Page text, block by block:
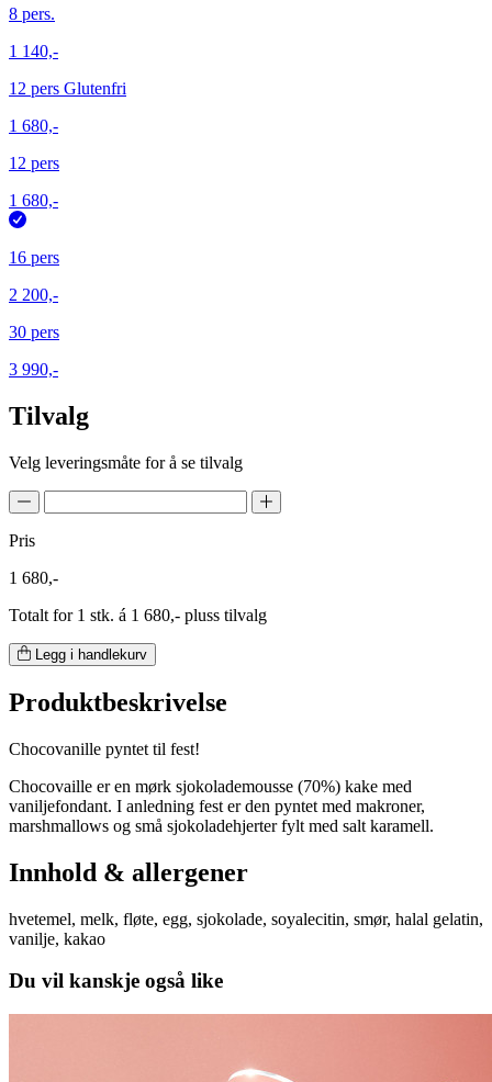
8 pers.
1 140,-
12 pers Glutenfri
1 680,-
12 pers
1 680,-
16 pers
2 200,-
30 pers
3 990,-
Tilvalg
Velg leveringsmåte for å se tilvalg
Pris
1 680,-
Totalt for 1 stk. á 1 680,- pluss tilvalg
Legg i handlekurv
Produktbeskrivelse
Chocovanille pyntet til fest!
Chocovaille er en mørk sjokolademousse (70%) kake med
vaniljefondant. I anledning fest er den pyntet med makroner,
marshmallows og små sjokoladehjerter fylt med salt karamell.
Innhold & allergener
hvetemel, melk, fløte, egg, sjokolade, soyalecitin, smør, halal gelatin,
vanilje, kakao
Du vil kanskje også like